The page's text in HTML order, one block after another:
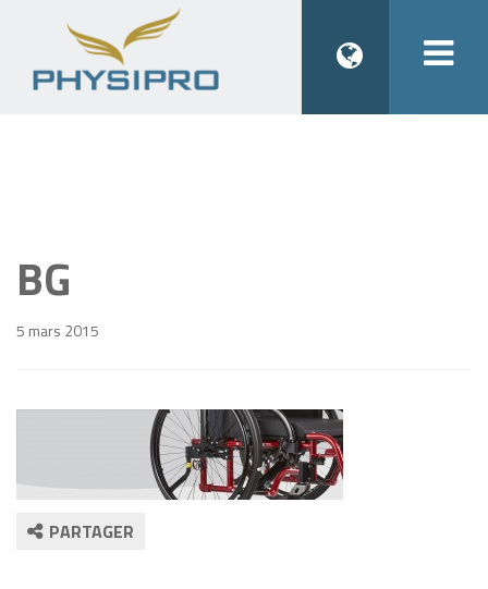
BG
5 mars 2015
PARTAGER